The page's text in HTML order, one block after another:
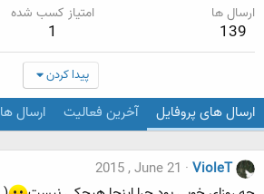
ارسال ها
139
امتیاز کسب شده
1
پیدا کردن
ارسال های پروفایل آخرین فعالیت ارسال ها
VioleT
2015 , June 21